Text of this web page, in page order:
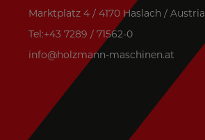
Marktplatz 4 / 4170 Haslach / Austria
Tel:+43 7289 / 71562-0
info@holzmann-maschinen.at